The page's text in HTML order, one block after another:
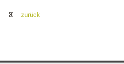
zurück